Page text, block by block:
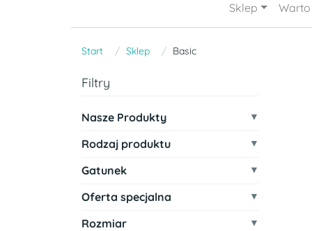
Sklep
Start Sklep Basic
Filtry
Nasze Produkty
Rodzaj produktu
Gatunek
Oferta specjalna
Rozmiar